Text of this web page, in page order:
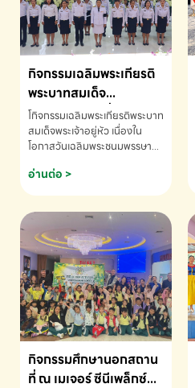
กิจกรรมเฉลิมพระเกียรติ
พระบาทสมเด็จ
พระเจ้าอยู่หัว เนื่องใน
โอกาสวันเฉลิม
พระชนมพรรษา
โกิจกรรมเฉลิมพระเกียรติพระบาท
สมเด็จพระเจ้าอยู่หัว เนื่องใน
โอกาสวันเฉลิมพระชนมพรรษา
ข้อมูลเพิ่มเติม โทร. 075-691910
อ่านต่อ >
กิจกรรมศึกษานอกสถาน
ที่ ณ เมเจอร์ ซีนีเพล็กซ์